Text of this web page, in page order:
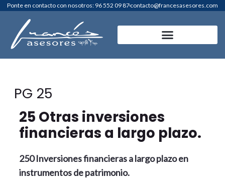
contenido
Ponte en contacto con nosotros: 96 552 09 87contacto@francesasesores.com
PG 25
25 Otras inversiones
financieras a largo plazo.
250 Inversiones financieras a largo plazo en
instrumentos de patrimonio.